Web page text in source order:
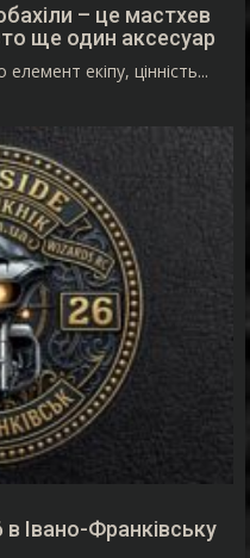
– це мастхев
ще один аксесуар
екіпу, цінність...
в Івано-Франківську